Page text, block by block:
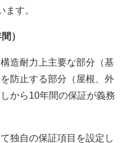
す。
）
造耐力上主要な部分（基
防止する部分（屋根、外
から10年間の保証が義務
独自の保証項目を設定し